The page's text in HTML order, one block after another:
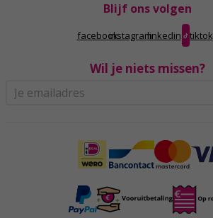
Blijf ons volgen
facebookinstagramlinkedin tiktok
Wil je niets missen?